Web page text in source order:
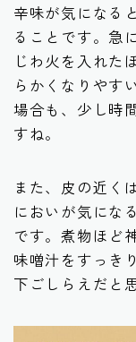
辛味が気になる
ることです。急
じわ火を入れた
らかくなりやす
場合も、少し時
すね。
また、皮の近く
においが気にな
です。煮物ほど
味噌汁をすっき
下ごしらえだと